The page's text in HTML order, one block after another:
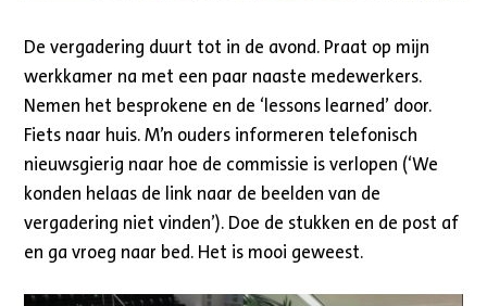
De vergadering duurt tot in de avond. Praat op mijn
werkkamer na met een paar naaste medewerkers.
Nemen het besprokene en de ‘lessons learned’ door.
Fiets naar huis. M’n ouders informeren telefonisch
nieuwsgierig naar hoe de commissie is verlopen (‘We
konden helaas de link naar de beelden van de
vergadering niet vinden’). Doe de stukken en de post af
en ga vroeg naar bed. Het is mooi geweest.